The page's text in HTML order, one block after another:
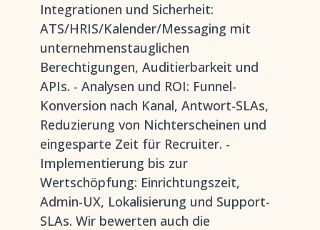
Integrationen und Sicherheit:
ATS/HRIS/Kalender/Messaging mit
unternehmenstauglichen
Berechtigungen, Auditierbarkeit und
APIs. - Analysen und ROI: Funnel-
Konversion nach Kanal, Antwort-SLAs,
Reduzierung von Nichterscheinen und
eingesparte Zeit für Recruiter. -
Implementierung bis zur
Wertschöpfung: Einrichtungszeit,
Admin-UX, Lokalisierung und Support-
SLAs. Wir bewerten auch die